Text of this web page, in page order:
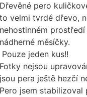
Dřevěné pero
to velmi tvrdé dřevo,
nehostinném
nádherné měsíčky.
Pouze jeden kus!!
Fotky nejsou
jsou pera ještě hezčí
Pero jsem